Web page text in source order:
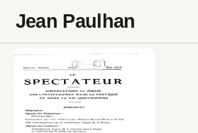
Jean Paulhan